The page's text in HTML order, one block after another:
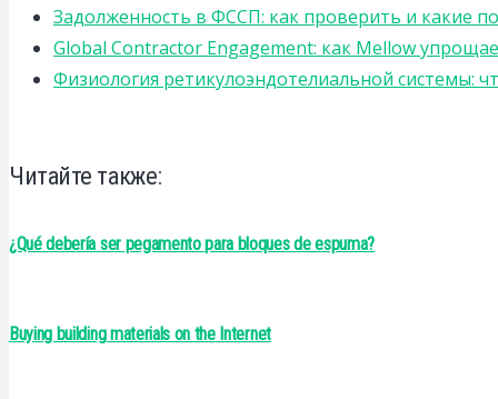
Задолженность в ФССП: как проверить и какие
Global Contractor Engagement: как Mellow
Физиология ретикулоэндотелиальной системы:
Читайте также:
¿Qué debería ser pegamento para bloques de espuma?
Buying building materials on the Internet